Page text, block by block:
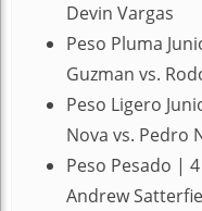
Devin Vargas
Peso Pluma
Guzman vs.
Peso Ligero
Nova vs. Pedro
Peso Pesado |
Andrew